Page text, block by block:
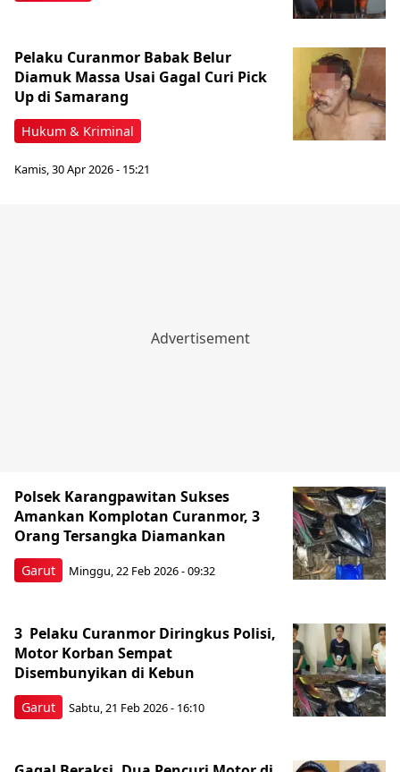
Hukum & Kriminal
Pelaku Curanmor Babak Belur
Diamuk Massa Usai Gagal Curi Pick
Up di Samarang
Kamis, 30 Apr 2026 - 15:21
Garut
Polsek Karangpawitan Sukses
Amankan Komplotan Curanmor, 3
Orang Tersangka Diamankan
Minggu, 22 Feb 2026 - 09:32
Garut
3 Pelaku Curanmor Diringkus Polisi,
Motor Korban Sempat
Disembunyikan di Kebun
Sabtu, 21 Feb 2026 - 16:10